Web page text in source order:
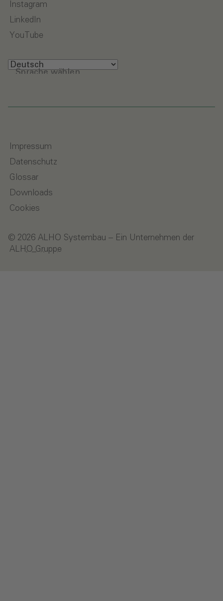
Instagram
LinkedIn
YouTube
Sprache wählen
Impressum
Datenschutz
Glossar
Downloads
Cookies
© 2026 ALHO Systembau – Ein Unternehmen der
ALHO Gruppe